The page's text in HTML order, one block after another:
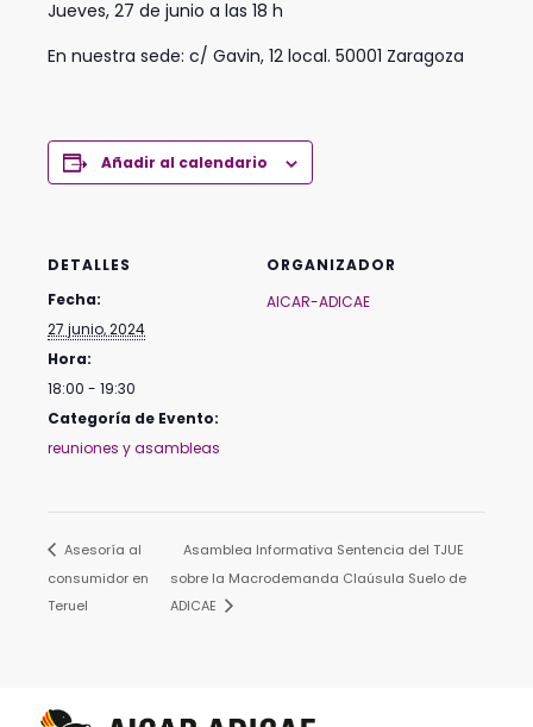
Jueves, 27 de junio a las 18 h
En nuestra sede: c/ Gavin, 12 local. 50001 Zaragoza
Añadir al calendario
DETALLES
Fecha:
27 junio, 2024
Hora:
18:00 - 19:30
Categoría de Evento:
reuniones y asambleas
ORGANIZADOR
AICAR-ADICAE
Asesoría al
consumidor en
Teruel
Asamblea Informativa Sentencia del TJUE
sobre la Macrodemanda Claúsula Suelo de
ADICAE